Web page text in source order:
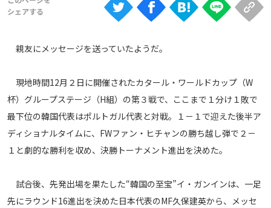
ABEMAの視聴について
メディアアライアンス
親友にメッセージを送っていたようだ。
現地時間12月２日に開催されたカタール・ワールドカップ（W
杯）グループステージ（H組）の第３戦で、ここまで１分け１敗で
最下位の韓国代表はポルトガル代表と対戦。１－１で迎えた後半ア
ディショナルタイムに、FWファン・ヒチャンの勝ち越し弾で２－
１と劇的な勝利を収め、決勝トーナメント進出を決めた。
試合後、先発出場を果たした“韓国の至宝”イ・ガンインは、一足
先にラウンド16進出を決めた日本代表のMF久保建英から、メッセ